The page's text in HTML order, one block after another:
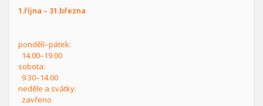
1.října – 31.března
pondělí–pátek:
14.00–19.00
sobota:
9.30–14.00
neděle a svátky:
zavřeno